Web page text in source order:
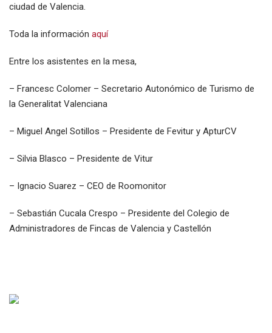
ciudad de Valencia.
Toda la información aquí
Entre los asistentes en la mesa,
– Francesc Colomer – Secretario Autonómico de Turismo de
la Generalitat Valenciana
– Miguel Angel Sotillos – Presidente de Fevitur y ApturCV
– Silvia Blasco – Presidente de Vitur
– Ignacio Suarez – CEO de Roomonitor
– Sebastián Cucala Crespo – Presidente del Colegio de
Administradores de Fincas de Valencia y Castellón